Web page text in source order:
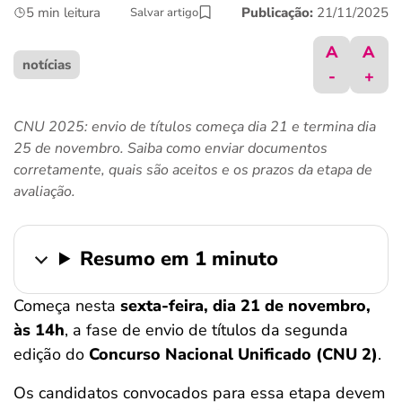
últimas notícias
ferramentas
5 min leitura Salvar artigo Publicação: 21/11/2025
notícias
A
-
A
+
CNU 2025: envio de títulos começa dia 21 e termina dia
25 de novembro. Saiba como enviar documentos
corretamente, quais são aceitos e os prazos da etapa de
avaliação.
Resumo em 1 minuto
Começa nesta sexta-feira, dia 21 de novembro,
às 14h, a fase de envio de títulos da segunda
edição do Concurso Nacional Unificado (CNU 2).
Os candidatos convocados para essa etapa devem